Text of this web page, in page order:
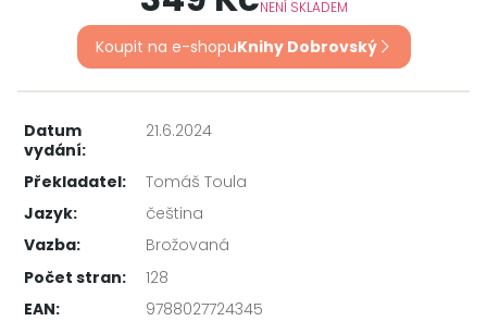
NENÍ SKLADEM
Koupit na e-shopuKnihy Dobrovský
Datum
vydání:
21.6.2024
Překladatel:
Tomáš Toula
Jazyk:
čeština
Vazba:
Brožovaná
Počet stran:
128
EAN:
9788027724345